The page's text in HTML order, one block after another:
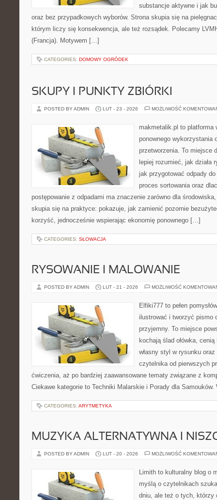
substancje aktywne i jak
oraz bez przypadkowych wyborów. Strona skupia się na
którym liczy się konsekwencja, ale też rozsądek. Polecamy
(Francja). Motywem […]
CATEGORIES: DOMOWY OGRÓDEK
SKUPY I PUNKTY ZBIÓRKI
POSTED BY ADMIN LUT - 23 - 2026 MOŻLIWOŚĆ
makmetalik.pl to platforma
ponownego wykorzystania
przetworzenia. To miejsce
lepiej rozumieć, jak działa
jak przygotować odpady
proces sortowania oraz
postępowanie z odpadami ma znaczenie zarówno dla
skupia się na praktyce: pokazuje, jak zamienić pozornie
korzyść, jednocześnie wspierając ekonomię ponownego […]
CATEGORIES: SŁOWACJA
RYSOWANIE I MALOWANIE
POSTED BY ADMIN LUT - 21 - 2026 MOŻLIWOŚĆ
Elfiki777 to pełen
ilustrować i tworzyć pismo
przyjemny. To miejsce
kochają ślad ołówka,
własny styl w rysunku
czytelnika od pierwszych
ćwiczenia, aż po bardziej zaawansowane tematy związane z
Ciekawe kategorie to Techniki Malarskie i Porady dla
CATEGORIES: ARYTMETYKA
MUZYKA ALTERNATYWNA I
POSTED BY ADMIN LUT - 20 - 2026 MOŻLIWOŚĆ
Limith to kulturalny blog o
myślą o czytelnikach
dniu, ale też o tych, którzy